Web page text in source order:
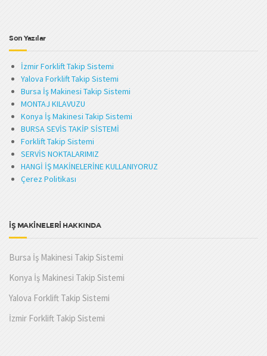
Son Yazılar
İzmir Forklift Takip Sistemi
Yalova Forklift Takip Sistemi
Bursa İş Makinesi Takip Sistemi
MONTAJ KILAVUZU
Konya İş Makinesi Takip Sistemi
BURSA SEVİS TAKİP SİSTEMİ
Forklift Takip Sistemi
SERVİS NOKTALARIMIZ
HANGİ İŞ MAKİNELERİNE KULLANIYORUZ
Çerez Politikası
İŞ MAKİNELERİ HAKKINDA
Bursa İş Makinesi Takip Sistemi
Konya İş Makinesi Takip Sistemi
Yalova Forklift Takip Sistemi
İzmir Forklift Takip Sistemi